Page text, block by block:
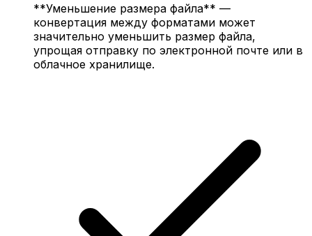
**Уменьшение размера файла** —
конвертация между форматами может
значительно уменьшить размер файла,
упрощая отправку по электронной почте или в
облачное хранилище.